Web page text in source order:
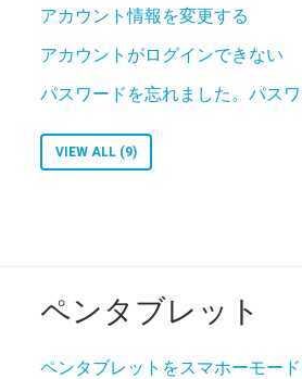
アカウント情報を変更する
アカウントがログインできない
パスワードを忘れました。パス
VIEW ALL (9)
ペンタブレット
ペンタブレットをスマホーモー